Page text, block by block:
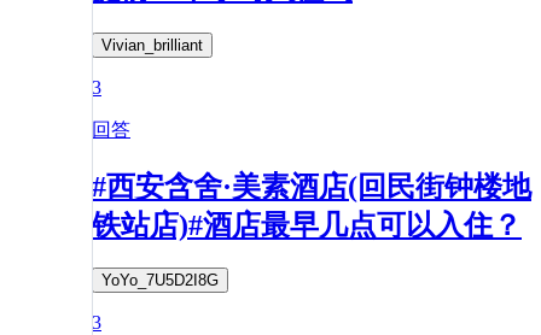
Vivian_brilliant
3
回答
#西安含舍·美素酒店(回民街钟楼地
铁站店)#酒店最早几点可以入住？
YoYo_7U5D2I8G
3